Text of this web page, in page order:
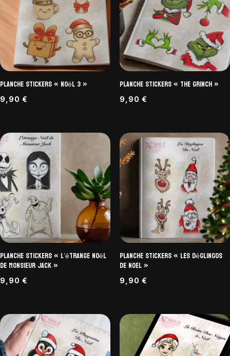
Planche Stickers « Noël 3 »
9,90 €
Planche Stickers « The Grinch »
9,90 €
Planche Stickers « L’étrange Noël
de Monsieur Jack »
9,90 €
Planche Stickers « Les Déglingos
de Noel »
9,90 €